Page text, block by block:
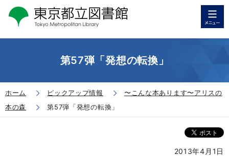
第57弾「発想の転換」
ホーム ピックアップ情報
〜こんな本あります〜アリスの
本の森
第57弾「発想の転換」
2013年4月1日